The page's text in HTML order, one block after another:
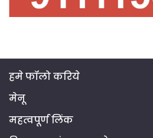
हमे फॉलो करिये
मेनू
महत्वपूर्ण लिंक